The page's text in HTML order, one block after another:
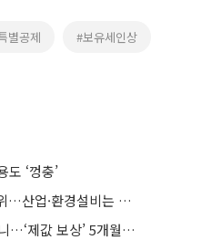
별공제 #보유세인상
‘껑충’
현대건설, 아파트·토건·건축 1위…산업·환경설비는 삼성E&A
용적률 높여 임대 더 지으라더니…‘제값 보상’ 5개월째 국회에 발목